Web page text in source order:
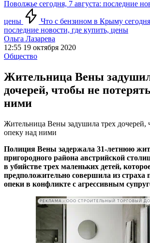
Поволжье сегодня, 7 августа: последние
цены
Что с бензином в Крыму
последние новости, где купить, цены
Ольга Лазарева
12:55 19 октября 2020
Общество
Жительница Вены
дочерей, чтобы не
ними
Жительница Вены задушила трех дочерей,
опеку над ними
Полиция Вены задержала 31-летнюю
пригородного района австрийской
в убийстве трех маленьких детей,
предположительно совершила из страха
опеки в конфликте с агрессивным